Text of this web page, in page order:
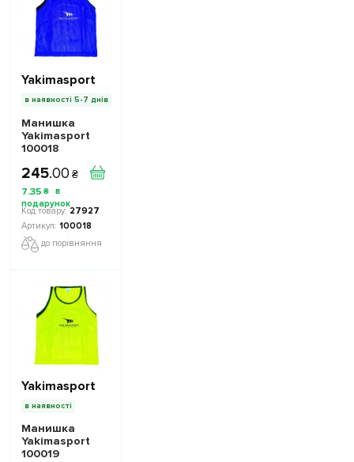
Yakimasport
в наявності 5-7 днів
Манишка
Yakimasport
100018
синій
245.00 ₴
7.35 ₴
27927
100018
до порівняння
Yakimasport
в наявності
Манишка
Yakimasport
100019